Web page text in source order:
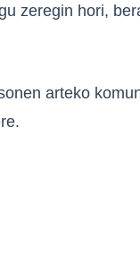
zeregin hori,
arteko